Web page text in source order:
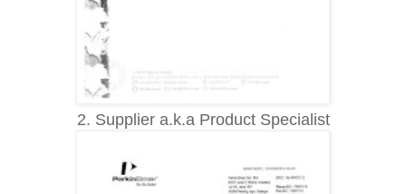
2. Supplier a.k.a Product Specialist